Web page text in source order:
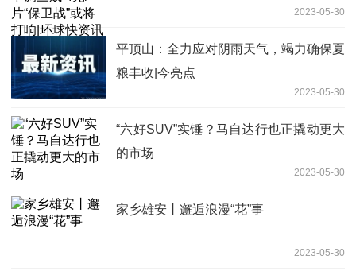
2023-05-30
平顶山：全力应对阴雨天气，竭力确保夏
粮丰收|今亮点
2023-05-30
“六好SUV”实锤？马自达行也正撬动更大
的市场
2023-05-30
家乡雄安丨邂逅浪漫“花”事
2023-05-30